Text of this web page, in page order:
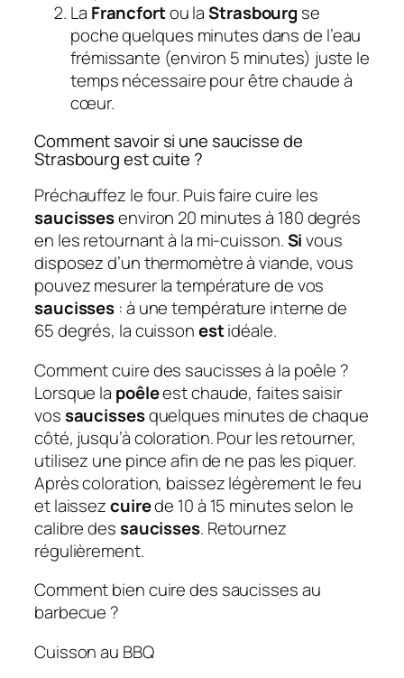
La Francfortou laStrasbourg se
poche quelques minutes dans de l’eau
frémissante (environ 5 minutes) juste le
temps nécessaire pour être chaude à
cœur.
Comment savoir si une saucisse de
Strasbourg est cuite ?
Préchauffez le four. Puis faire cuire les
saucissesenviron 20 minutes à 180 degrés
en les retournant à la mi-cuisson.Sivous
disposez d’un thermomètre à viande, vous
pouvez mesurer la température de vos
saucisses : à une température interne de
65 degrés, la cuissonestidéale.
Comment cuire des saucisses à la poêle ?
Lorsque la poêleest chaude, faites saisir
vossaucissesquelques minutes de chaque
côté, jusqu’à coloration. Pour les retourner,
utilisez une pince afin de ne pas les piquer.
Après coloration, baissez légèrement le feu
et laissezcuirede 10 à 15 minutes selon le
calibre dessaucisses. Retournez
régulièrement.
Comment bien cuire des saucisses au
barbecue ?
Cuisson au BBQ